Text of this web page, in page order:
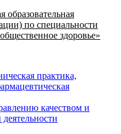
образовательная
по специальности
здоровье»
практика,
качеством и